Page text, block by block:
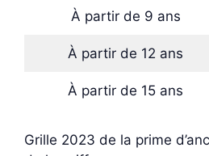
À partir de 9 ans
À partir de 12 ans
À partir de 15 ans
Grille 2023 de la prime